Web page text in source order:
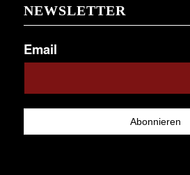
NEWSLETTER
Email